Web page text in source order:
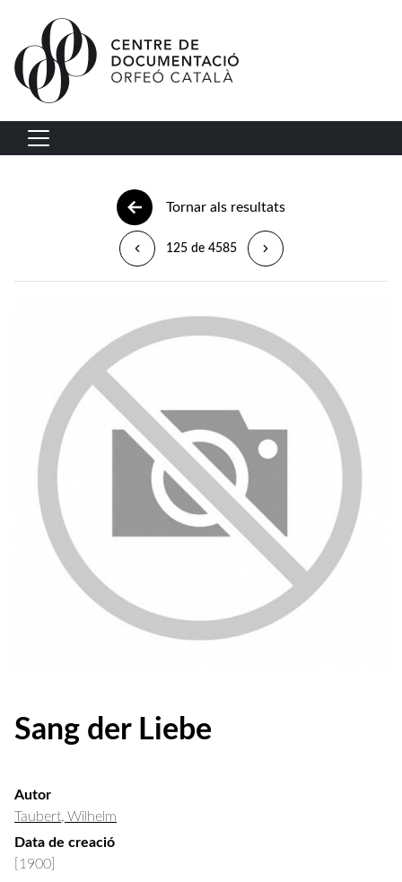
Vés al contingut
Navegació principal
Tornar als resultats
125 de 4585
Sang der Liebe
Autor
Taubert, Wilhelm
Data de creació
[1900]